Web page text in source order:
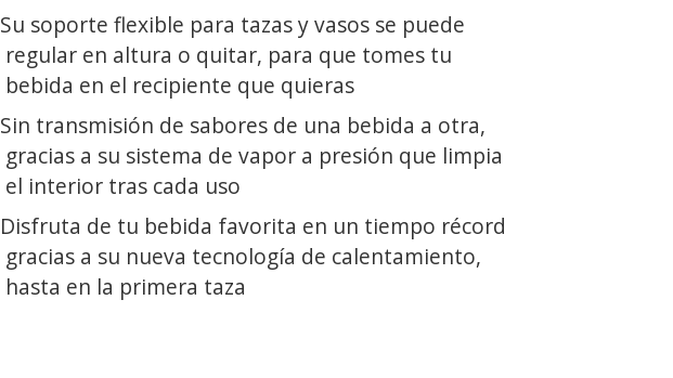
Su soporte flexible para tazas y vasos se puede
regular en altura o quitar, para que tomes tu
bebida en el recipiente que quieras
Sin transmisión de sabores de una bebida a otra,
gracias a su sistema de vapor a presión que limpia
el interior tras cada uso
Disfruta de tu bebida favorita en un tiempo récord
gracias a su nueva tecnología de calentamiento,
hasta en la primera taza